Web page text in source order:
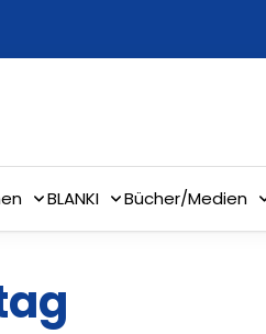
BLANKI Bücher/Medien